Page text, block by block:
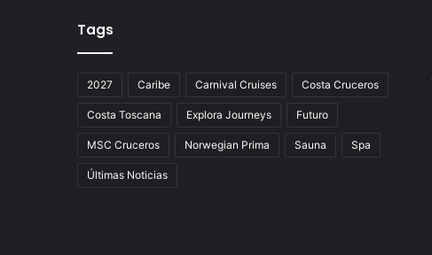
Tags
2027 Caribe Carnival Cruises Costa Cruceros
Costa Toscana Explora Journeys Futuro
MSC Cruceros Norwegian Prima Sauna Spa
Últimas Noticias